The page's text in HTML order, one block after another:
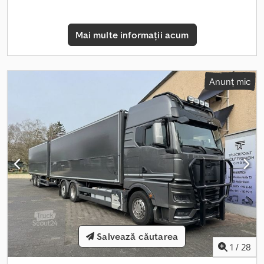
pot fi editate digital pe fotografii. Nu se acordă garanție pentru
funcționalitatea dotărilor suplimentare. Toate informațiile sunt
fără garanție – rezervăm dreptul la erori, modificări, greșeli de
reprezintă o garanție a caracteristicilor. Vă rugăm să consultați și
să luați la cunoștință Termenii și Condițiile noastre generale.
Mai multe informații acum
Anunț mic
1 / 28
Salvează căutarea